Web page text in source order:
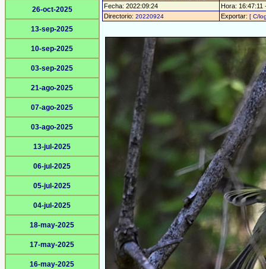
26-oct-2025
13-sep-2025
10-sep-2025
03-sep-2025
21-ago-2025
07-ago-2025
03-ago-2025
13-jul-2025
06-jul-2025
05-jul-2025
04-jul-2025
18-may-2025
17-may-2025
16-may-2025
Fecha: 2022:09:24
Hora: 16:47:11
Directorio: 20220924 Exportar: [ C/